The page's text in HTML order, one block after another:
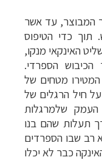
המבוצר, עד אשר
כדי הטיפוס
האינקאי מנקו,
הכיבוש הספרדי.
האינקה המטירו מטחים של
חיל הרגלים של
שלמרגלות
תעלות שהם בנו
רב שבו הספרדים
כבר לא יכלו